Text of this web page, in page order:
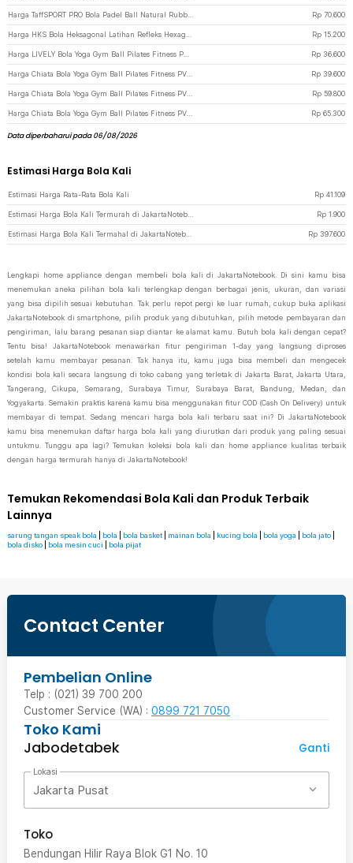
Rp 70.600
Rp 15.200
Rp 36.600
Rp 39.600
Rp 59.800
Rp 65.300
Data diperbaharui pada 06/08/2026
Estimasi Harga Bola Kali
Estimasi Harga Rata-Rata Bola Kali Rp 41.109
Rp 1.900
Rp 397.600
Lengkapi home appliance dengan membeli bola kali di JakartaNotebook. Di sini kamu bisa
menemukan aneka pilihan bola kali terlengkap dengan berbagai jenis, ukuran, dan variasi
yang bisa dipilih sesuai kebutuhan. Tak perlu repot pergi ke luar rumah, cukup buka aplikasi
JakartaNotebook di smartphone, pilih produk yang dibutuhkan, pilih metode pembayaran dan
pengiriman, lalu barang pesanan siap diantar ke alamat kamu. Butuh bola kali dengan cepat?
Tentu bisa! JakartaNotebook menawarkan fitur pengiriman 1-day yang langsung diproses
setelah kamu membayar pesanan. Tak hanya itu, kamu juga bisa membeli dan mengecek
kondisi bola kali secara langsung di toko cabang yang terletak di Jakarta Barat, Jakarta Utara,
Tangerang, Cikupa, Semarang, Surabaya Timur, Surabaya Barat, Bandung, Medan, dan
Yogyakarta. Semakin praktis karena kamu bisa menggunakan fitur COD (Cash On Delivery) untuk
membayar di tempat. Sedang mencari harga bola kali terbaru saat ini? Di JakartaNotebook
kamu bisa menemukan daftar harga bola kali yang diurutkan dari produk yang paling sesuai
untukmu. Tunggu apa lagi? Temukan koleksi bola kali dan home appliance kualitas terbaik
dengan harga termurah hanya di JakartaNotebook!
Temukan Rekomendasi Bola Kali dan Produk Terbaik
Lainnya
sarung tangan speak bola bola bola basket mainan bola kucing bola bola yoga bola jato
bola disko
bola mesin cuci bola pijat
Contact Center
Pembelian Online
Telp : (021) 39 700 200
Customer Service (WA) : 0899 721 7050
Toko Kami
Jabodetabek
Ganti
Lokasi
Jakarta Pusat
Toko
Bendungan Hilir Raya Blok G1 No. 10